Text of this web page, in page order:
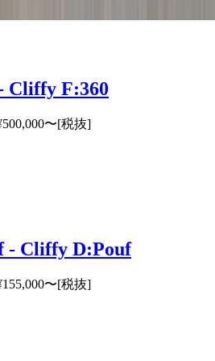
Cliffy F:360
500,000〜[税抜]
- Cliffy D:Pouf
155,000〜[税抜]